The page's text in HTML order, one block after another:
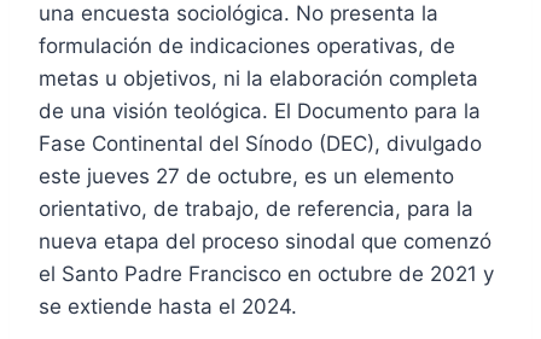
una encuesta sociológica. No presenta la
formulación de indicaciones operativas, de
metas u objetivos, ni la elaboración completa
de una visión teológica. El Documento para la
Fase Continental del Sínodo (DEC), divulgado
este jueves 27 de octubre, es un elemento
orientativo, de trabajo, de referencia, para la
nueva etapa del proceso sinodal que comenzó
el Santo Padre Francisco en octubre de 2021 y
se extiende hasta el 2024.